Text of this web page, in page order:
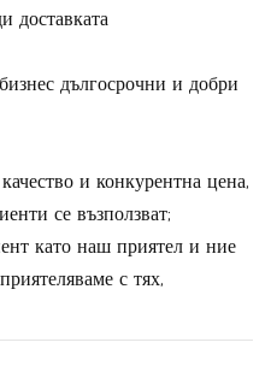
доставката
дългосрочни и добри
и конкурентна цена,
се възползват;
като наш приятел и ние
с тях,